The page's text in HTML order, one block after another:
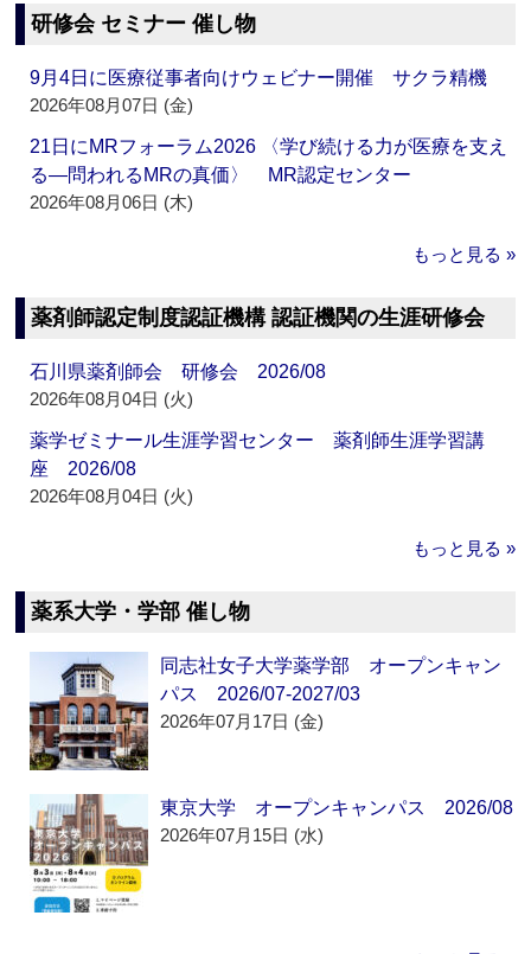
研修会 セミナー 催し物
9月4日に医療従事者向けウェビナー開催 サクラ精機
2026年08月07日 (金)
21日にMRフォーラム2026 〈学び続ける力が医療を支え
る―問われるMRの真価〉 MR認定センター
2026年08月06日 (木)
もっと見る »
薬剤師認定制度認証機構 認証機関の生涯研修会
石川県薬剤師会 研修会 2026/08
2026年08月04日 (火)
薬学ゼミナール生涯学習センター 薬剤師生涯学習講
座 2026/08
2026年08月04日 (火)
もっと見る »
薬系大学・学部 催し物
同志社女子大学薬学部 オープンキャン
パス 2026/07-2027/03
2026年07月17日 (金)
東京大学 オープンキャンパス 2026/08
2026年07月15日 (水)